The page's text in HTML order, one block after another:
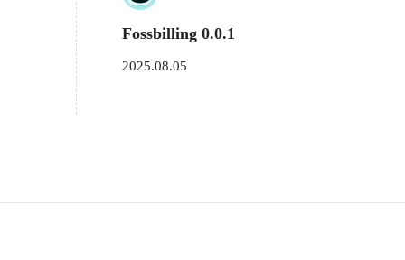
Fossbilling 0.0.1
2025.08.05